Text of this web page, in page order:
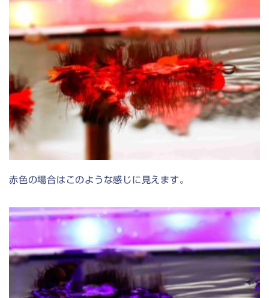
赤色の場合はこのような感じに見えます。